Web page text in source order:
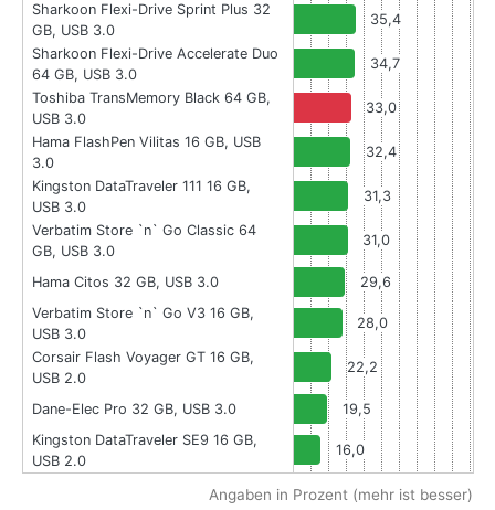
Sharkoon Flexi-Drive Sprint Plus 32
GB, USB 3.0
35,4
Sharkoon Flexi-Drive Accelerate Duo
64 GB, USB 3.0
34,7
Toshiba TransMemory Black 64 GB,
USB 3.0
33,0
Hama FlashPen Vilitas 16 GB, USB
3.0
32,4
Kingston DataTraveler 111 16 GB,
USB 3.0
31,3
Verbatim Store `n` Go Classic 64
GB, USB 3.0
31,0
Hama Citos 32 GB, USB 3.0
29,6
Verbatim Store `n` Go V3 16 GB,
USB 3.0
28,0
Corsair Flash Voyager GT 16 GB,
USB 2.0
22,2
Dane-Elec Pro 32 GB, USB 3.0
19,5
Kingston DataTraveler SE9 16 GB,
USB 2.0
16,0
Angaben in Prozent (mehr ist besser)